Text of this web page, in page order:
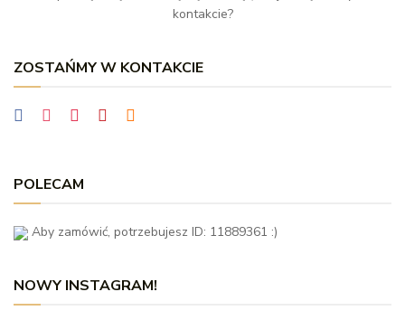
kontakcie?
ZOSTAŃMY W KONTAKCIE
POLECAM
Aby zamówić, potrzebujesz ID: 11889361 :)
NOWY INSTAGRAM!